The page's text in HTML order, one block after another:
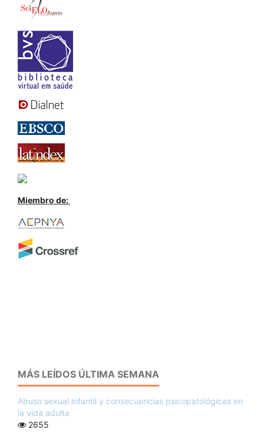
Miembro de:
MÁS LEÍDOS ÚLTIMA SEMANA
Abuso sexual infantil y consecuencias psicopatológicas en
la vida adulta
2655